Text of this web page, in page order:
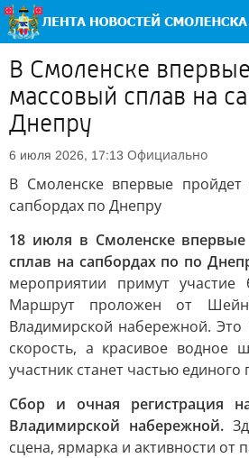
В Смоленске
массовый сплав на
Днепру
6 июля 2026, 17:13 Официально
В Смоленске впервые
сапбордах по Днепру
18 июля в Смоленске
сплав на сапбордах по по
мероприятии примут участие
Маршрут проложен от
Владимирской набережной. Это
скорость, а красивое водное
участник станет частью единого
Сбор и очная регистрация
Владимирской набережной.
сцена, ярмарка и активности от